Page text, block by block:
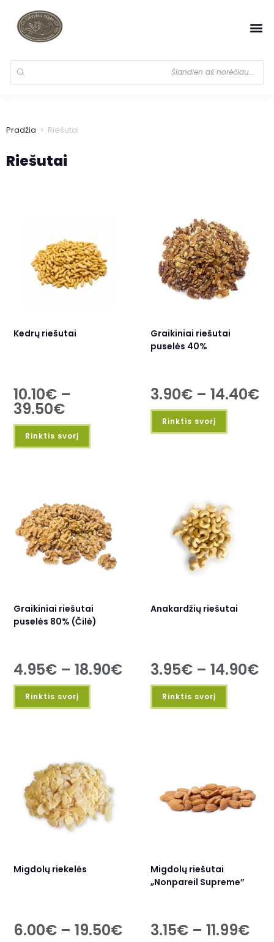
Pradžia > Riešutai
Riešutai
Kedrų riešutai
10.10€ –
39.50€
Rinktis svorį
Graikiniai riešutai
puselės 40%
3.90€ – 14.40€
Rinktis svorį
Graikiniai riešutai
puselės 80% (Čilė)
4.95€ – 18.90€
Rinktis svorį
Anakardžių riešutai
3.95€ – 14.90€
Rinktis svorį
Migdolų riekelės
6.00€ – 19.50€
Migdolų riešutai
„Nonpareil Supreme”
3.15€ – 11.99€